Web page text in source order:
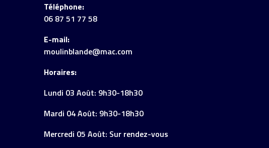
Téléphone:
06 87 51 77 58
E-mail:
moulinblande@mac.com
Horaires:
Lundi 03 Août: 9h30-18h30
Mardi 04 Août: 9h30-18h30
Mercredi 05 Août: Sur rendez-vous